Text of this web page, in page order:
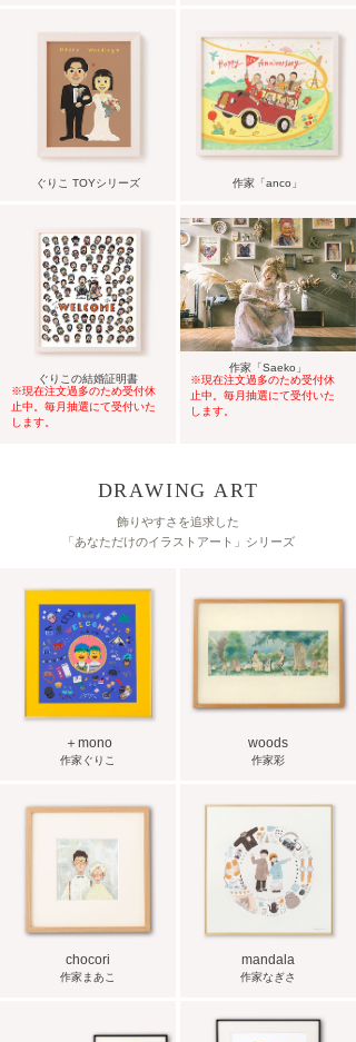
ぐりこ TOYシリーズ 作家「anco」
ぐりこの結婚証明書
※現在注文過多のため受付休
止中。毎月抽選にて受付いた
します。
作家「Saeko」
※現在注文過多のため受付休
止中。毎月抽選にて受付いた
します。
DRAWING ART
飾りやすさを追求した
「あなただけのイラストアート」シリーズ
＋mono
作家ぐりこ
woods
作家彩
chocori
作家まあこ
mandala
作家なぎさ